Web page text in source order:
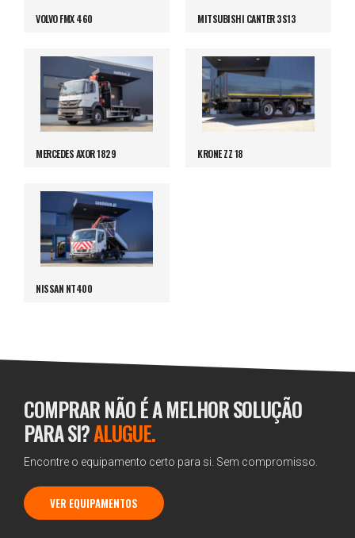
VOLVO FMX 460 MITSUBISHI CANTER 3S13
MERCEDES AXOR 1829 KRONE ZZ 18
NISSAN NT400
COMPRAR NÃO É A MELHOR SOLUÇÃO
PARA SI?ALUGUE.
Encontre o equipamento certo para si. Sem compromisso.
VER EQUIPAMENTOS